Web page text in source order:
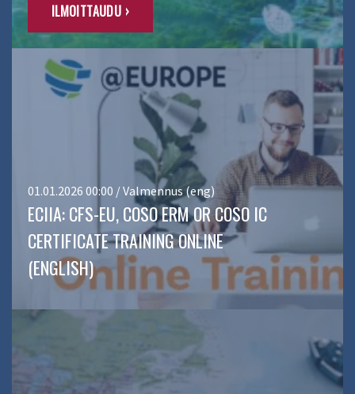
ILMOITTAUDU ›
01.01.2026 00:00 / Valmennus (eng)
ECIIA: CFS-EU, COSO ERM OR COSO IC
CERTIFICATE TRAINING ONLINE
(ENGLISH)